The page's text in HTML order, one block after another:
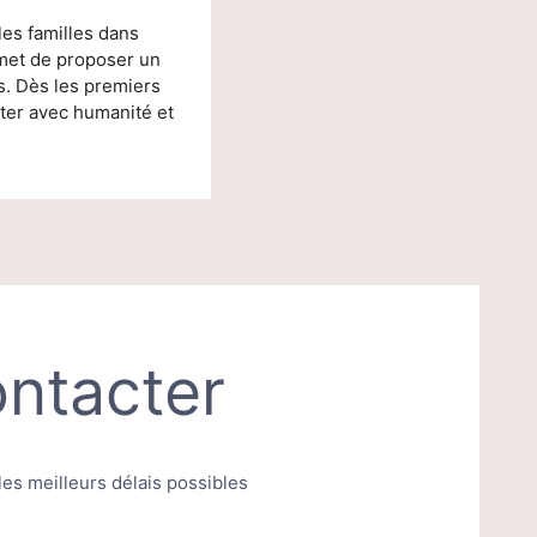
familles dans
de proposer un
Dès les premiers
avec humanité et
meilleurs délais possibles